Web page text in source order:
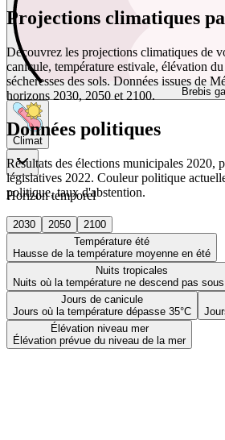
Brebis
Climat
Horizon temporel
2030 2050
2100
Température été
Hausse de la température moyenne en été
Nuits tropicales
Nuits où la température ne descend pas sous
Jours de canicule
Jours où la température dépasse 35°C
Élévation niveau mer
Élévation prévue du niveau de la mer
Projections climatiques
Découvrez les projections climatiques de
canicule, température estivale, élévation
sécheresses des sols. Données issues de
horizons 2030, 2050 et 2100.
Données politiques
Résultats des élections municipales 2020,
législatives 2022. Couleur politique
politique, taux d'abstention.